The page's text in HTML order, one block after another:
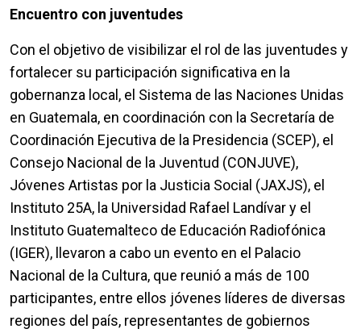
Encuentro con juventudes
Con el objetivo de visibilizar el rol de las juventudes y
fortalecer su participación significativa en la
gobernanza local, el Sistema de las Naciones Unidas
en Guatemala, en coordinación con la Secretaría de
Coordinación Ejecutiva de la Presidencia (SCEP), el
Consejo Nacional de la Juventud (CONJUVE),
Jóvenes Artistas por la Justicia Social (JAXJS), el
Instituto 25A, la Universidad Rafael Landívar y el
Instituto Guatemalteco de Educación Radiofónica
(IGER), llevaron a cabo un evento en el Palacio
Nacional de la Cultura, que reunió a más de 100
participantes, entre ellos jóvenes líderes de diversas
regiones del país, representantes de gobiernos